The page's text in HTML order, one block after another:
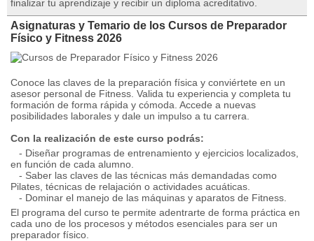
finalizar tu aprendizaje y recibir un diploma acreditativo.
Asignaturas y Temario de los Cursos de Preparador
Físico y Fitness 2026
Conoce las claves de la preparación física y conviértete en un
asesor personal de Fitness. Valida tu experiencia y completa tu
formación de forma rápida y cómoda. Accede a nuevas
posibilidades laborales y dale un impulso a tu carrera.
Con la realización de este curso podrás:
- Diseñar programas de entrenamiento y ejercicios localizados,
en función de cada alumno.
- Saber las claves de las técnicas más demandadas como
Pilates, técnicas de relajación o actividades acuáticas.
- Dominar el manejo de las máquinas y aparatos de Fitness.
El programa del curso te permite adentrarte de forma práctica en
cada uno de los procesos y métodos esenciales para ser un
preparador físico.